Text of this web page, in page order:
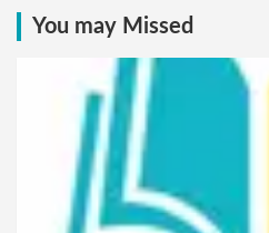
You may Missed